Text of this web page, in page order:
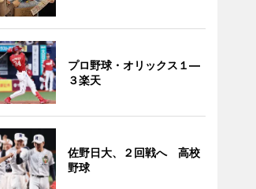
プロ野球・オリックス１―
３楽天
佐野日大、２回戦へ 高校
野球